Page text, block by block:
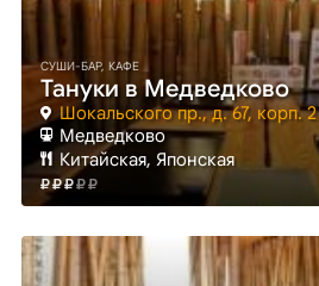
СУШИ-БАР, КАФЕ
Тануки в Медведково
Шокальского пр., д. 67, корп. 2
Медведково
Китайская, Японская